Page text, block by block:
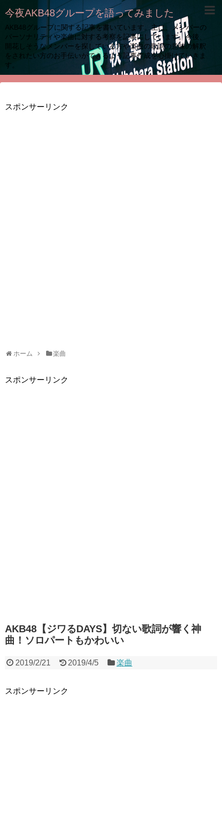
今夜AKB48グループを語ってみました
AKB48グループに関する記事を書いています。主に、メンバーの
パーソナリティや楽曲に対する考察を記事にしています。今後、
開花しそうなメンバーを探している方や楽曲の歌詞の意味の解釈
をされたい方のお手伝いができるよう記事作成を心掛けていきま
す。
スポンサーリンク
ホーム 楽曲
スポンサーリンク
AKB48【ジワるDAYS】切ない歌詞が響く神
曲！ソロパートもかわいい
2019/2/21 2019/4/5 楽曲
スポンサーリンク